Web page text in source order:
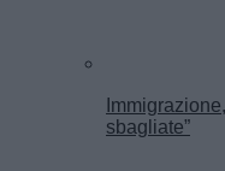
sbagliate”